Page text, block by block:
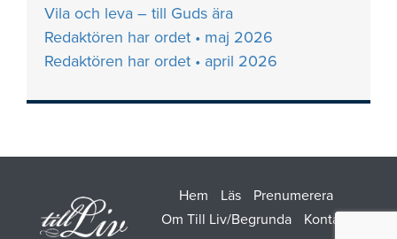
Vila och leva – till Guds ära
Redaktören har ordet • maj 2026
Redaktören har ordet • april 2026
Hem Läs
Prenumerera
Om Till Liv/Begrunda
Kontakt